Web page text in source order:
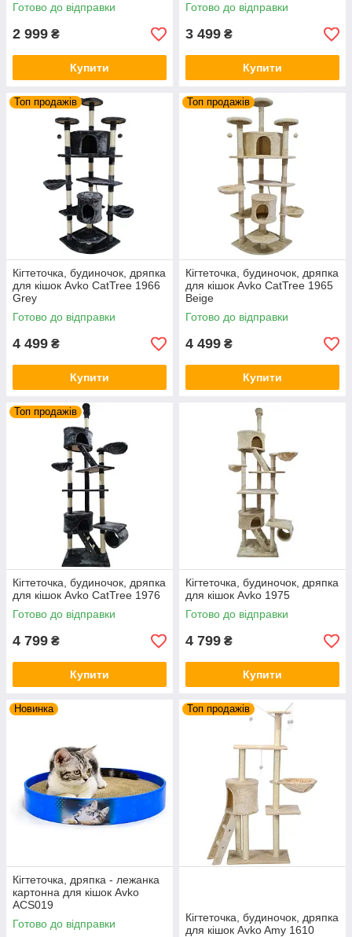
Готово до відправки
2 999 ₴
Купити
Готово до відправки
3 499 ₴
Купити
Топ продажів
Кігтеточка, будиночок, дряпка
для кішок Avko CatTree 1966
Grey
Готово до відправки
4 499 ₴
Купити
Топ продажів
Кігтеточка, будиночок, дряпка
для кішок Avko CatTree 1965
Beige
Готово до відправки
4 499 ₴
Купити
Топ продажів
Кігтеточка, будиночок, дряпка
для кішок Avko CatTree 1976
Готово до відправки
4 799 ₴
Купити
Кігтеточка, будиночок, дряпка
для кішок Avko 1975
Готово до відправки
4 799 ₴
Купити
Новинка
Кігтеточка, дряпка - лежанка
картонна для кішок Avko
ACS019
Готово до відправки
Топ продажів
Кігтеточка, будиночок, дряпка
для кішок Avko Amy 1610